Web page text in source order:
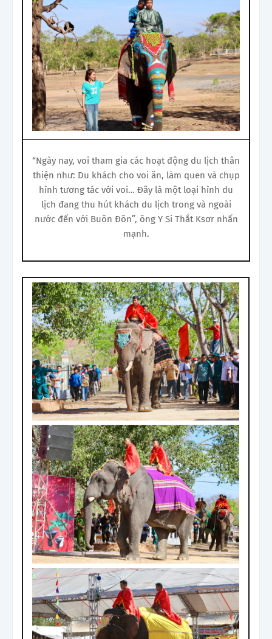
“Ngày nay, voi tham gia các hoạt động du lịch thân
thiện như: Du khách cho voi ăn, làm quen và chụp
hình tương tác với voi… Đây là một loại hình du
lịch đang thu hút khách du lịch trong và ngoài
nước đến với Buôn Đôn”, ông Y Si Thắt Ksơr nhấn
mạnh.